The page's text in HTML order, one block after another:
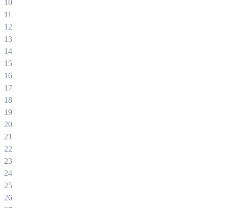
10
11
12
13
14
15
16
17
18
19
20
21
22
23
24
25
26